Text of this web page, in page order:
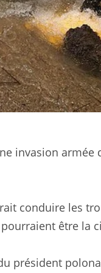
invasion armée
conduire les
être la
président